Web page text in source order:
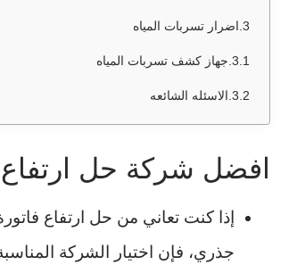
اضرار تسربات المياه
جهاز كشف تسربات المياه
الاسئله الشائعه
افضل شركة حل ارتفاع
إذا كنت تعاني من حل ارتفاع
جذري، فإن اختيار الشركة